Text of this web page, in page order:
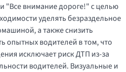
внимание дороге!" с целью
уделять безраздельное
а также снизить
опытных водителей в том, что
исключает риск ДТП из-за
водителей. Визуальные и